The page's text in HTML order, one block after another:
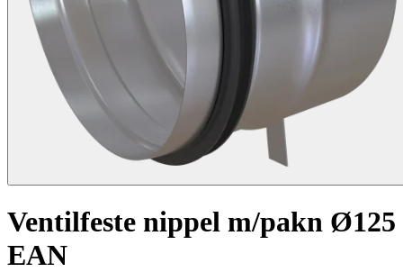
Ventilfeste nippel m/pakn Ø125
EAN